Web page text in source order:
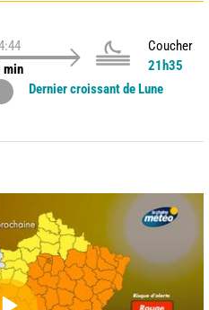
min
Coucher
21h35
Dernier croissant de Lune